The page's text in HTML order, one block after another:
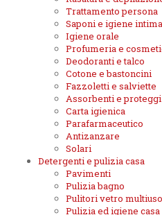
Trattamento persona
Saponi e igiene intima
Igiene orale
Profumeria e
Deodoranti e talco
Cotone e bastoncini
Fazzoletti e salviette
Assorbenti e
Carta igienica
Parafarmaceutico
Antizanzare
Solari
Detergenti e pulizia casa
Pavimenti
Pulizia bagno
Pulitori vetro multiuso
Pulizia ed igiene casa